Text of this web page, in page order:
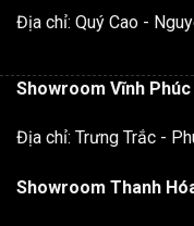
Địa chỉ: Quý Cao -
Showroom Vĩnh Phúc
Địa chỉ: Trưng Trắc -
Showroom Thanh